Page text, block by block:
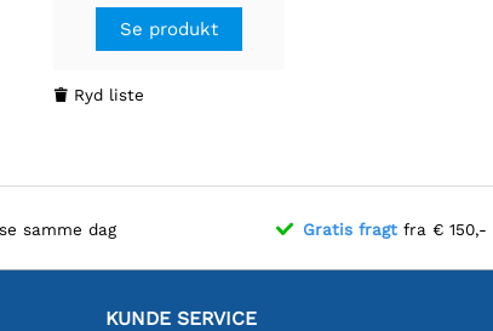
Se produkt
 Ryd liste
samme dag Gratis fragt fra € 150,-
KUNDE SERVICE